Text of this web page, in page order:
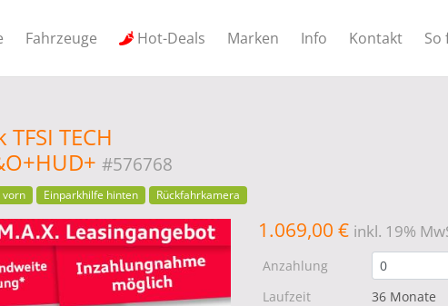
Fahrzeuge Hot-Deals Marken Info Kontakt So
TECH
#576768
vorn Einparkhilfe hinten Rückfahrkamera
1.069,00 € inkl. 19%
Anzahlung
Laufzeit
36 Monate